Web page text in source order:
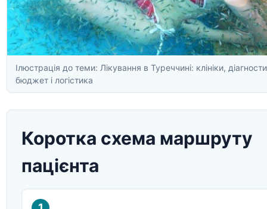
Ілюстрація до теми: Лікування в Туреччині: клініки,
бюджет і логістика
Коротка схема маршруту
пацієнта